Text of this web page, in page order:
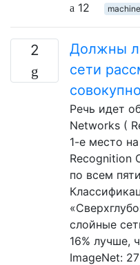
12
2
Должны
сети
Речь идет
Networks (
1-е место
Recognition
по всем
слойные
16% лучше,
ImageNet: